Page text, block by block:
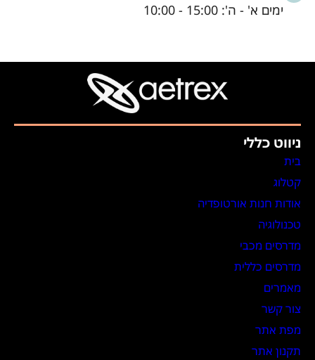
ימים א' - ה': 15:00 - 10:00
ניווט כללי
בית
קטלוג
אודות חנות אורטופדיה
טכנולוגיה
מדרסים מכבי
מדרסים כללית
מאמרים
צור קשר
מפת אתר
תקנון אתר